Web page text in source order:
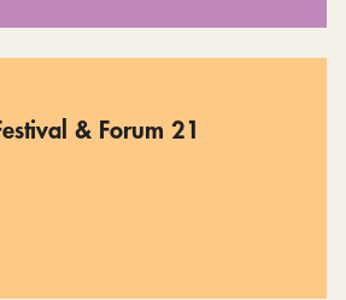
& Forum 21